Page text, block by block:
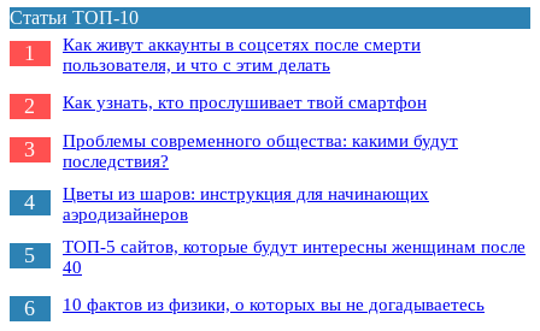
Статьи ТОП-10
1
Как живут аккаунты в соцсетях после смерти
пользователя, и что с этим делать
2 Как узнать, кто прослушивает твой смартфон
3
Проблемы современного общества: какими будут
последствия?
4
Цветы из шаров: инструкция для начинающих
аэродизайнеров
5
ТОП-5 сайтов, которые будут интересны женщинам после
40
6 10 фактов из физики, о которых вы не догадываетесь